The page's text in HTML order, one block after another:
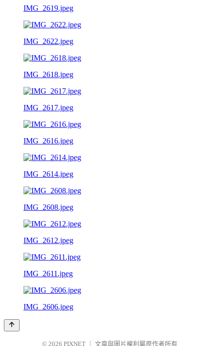
IMG_2619.jpeg
IMG_2622.jpeg
IMG_2618.jpeg
IMG_2617.jpeg
IMG_2616.jpeg
IMG_2614.jpeg
IMG_2608.jpeg
IMG_2612.jpeg
IMG_2611.jpeg
IMG_2606.jpeg
© 2026 PIXNET 文章與圖片權利屬原作者所有